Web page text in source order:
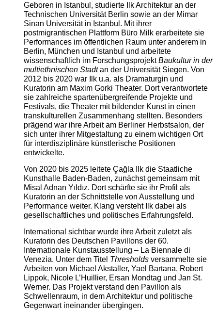
Geboren in Istanbul, studierte Ilk Architektur an der
Technischen Universität Berlin sowie an der Mimar
Sinan Universität in Istanbul. Mit ihrer
postmigrantischen Plattform Büro Milk erarbeitete sie
Performances im öffentlichen Raum unter anderem in
Berlin, München und Istanbul und arbeitete
wissenschaftlich im ForschungsprojektBaukultur in der
multiethnischen Stadtan der Universität Siegen. Von
2012 bis 2020 war Ilk u.a. als Dramaturgin und
Kuratorin am Maxim Gorki Theater. Dort verantwortete
sie zahlreiche spartenübergreifende Projekte und
Festivals, die Theater mit bildender Kunst in einen
transkulturellen Zusammenhang stellten. Besonders
prägend war ihre Arbeit am Berliner Herbstsalon, der
sich unter ihrer Mitgestaltung zu einem wichtigen Ort
für interdisziplinäre künstlerische Positionen
entwickelte.
Von 2020 bis 2025 leitete Çağla Ilk die Staatliche
Kunsthalle Baden-Baden, zunächst gemeinsam mit
Misal Adnan Yıldız. Dort schärfte sie ihr Profil als
Kuratorin an der Schnittstelle von Ausstellung und
Performance weiter. Klang versteht Ilk dabei als
gesellschaftliches und politisches Erfahrungsfeld.
International sichtbar wurde ihre Arbeit zuletzt als
Kuratorin des Deutschen Pavillons der 60.
Internationale Kunstausstellung – La Biennale di
Venezia. Unter dem Titel Thresholdsversammelte sie
Arbeiten von Michael Akstaller, Yael Bartana, Robert
Lippok, Nicole L’Huillier, Ersan Mondtag und Jan St.
Werner. Das Projekt verstand den Pavillon als
Schwellenraum, in dem Architektur und politische
Gegenwart ineinander übergingen.